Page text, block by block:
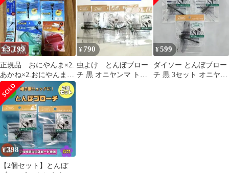
¥3,199
正規品 おにやんま×2.
あかね×2.おにやんまケ
ース×1.あかねケース
×1.
¥ 790
虫よけ とんぼブロー
チ 黒 オニヤンマ トン
¥599
ダイソー とんぼブロー
チ 黒 3セット オニヤン
¥398
【2個セット】とんぼ